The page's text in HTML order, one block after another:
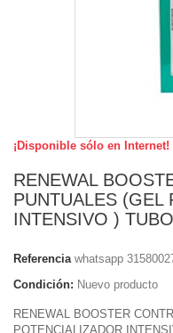
¡Disponible sólo en Internet!
RENEWAL
PUNTUALES (GEL
INTENSIVO )
Referencia whatsapp
Condición: Nuevo producto
RENEWAL BOOSTER
POTENCIALIZADOR